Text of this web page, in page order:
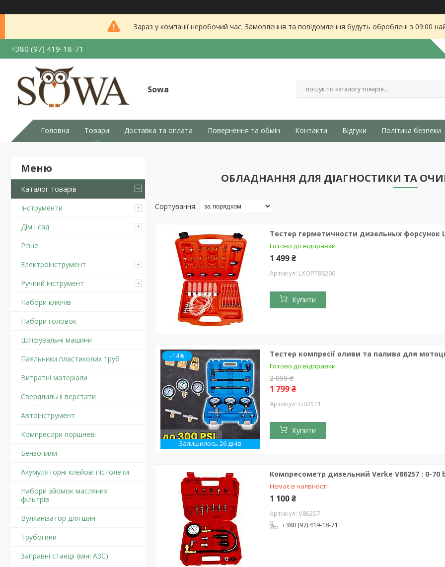
Зараз у компанії неробочий час. Замовлення та повідомлення будуть оброблені з 09:00
+380 (97) 419-18-71
Sowa
Головна Товари Доставка та оплата Повернення та обмін Контакти Відгуки Політика безпеки
Каталог товарів
Інструменти
Дім і сад
Різне
Електроінструмент
Ручний інструмент
Набори ключів
Набори головок
Шліфувальні машини
Паяльники пластикових труб
Витратні матеріали
Свердлильні верстати
Автоінструмент
Компресори поршневі
Бензопили
Акумуляторні клейові пістолети
Набори зйомок масляних
фільтрів
Вулканізатор для шин
Трубогини
Заправні станції (міні АЗС)
ОБЛАДНАННЯ ДЛЯ ДІАГНОСТИКИ ТА
Тестер герметичности дизельных форсунок
Готово до відправки
1 499 ₴
LXOPT86260
Купити
–14%
Залишилось 26 днів
Тестер компресії оливи та палива для
Готово до відправки
2 099 ₴
1 799 ₴
G02511
Купити
Компресометр дизельний Verke V86257 : 0-70
Немає в наявності
1 100 ₴
V86257
+380 (97) 419-18-71